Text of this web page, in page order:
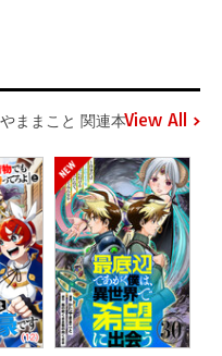
ままこと 関連本View All